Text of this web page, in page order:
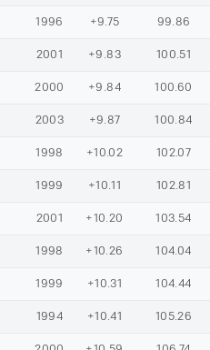
1996 +9.75 99.86
2001 +9.83 100.51
2000 +9.84 100.60
2003 +9.87 100.84
1998 +10.02 102.07
1999 +10.11 102.81
2001 +10.20 103.54
1998 +10.26 104.04
1999 +10.31 104.44
1994 +10.41 105.26